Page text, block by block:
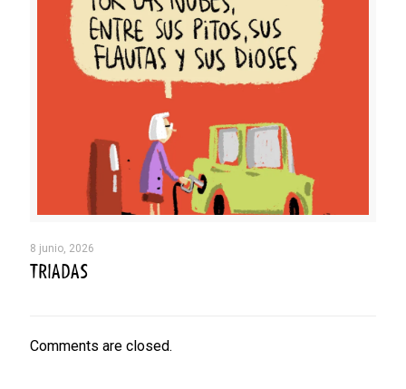
8 junio, 2026
TRIADAS
Comments are closed.